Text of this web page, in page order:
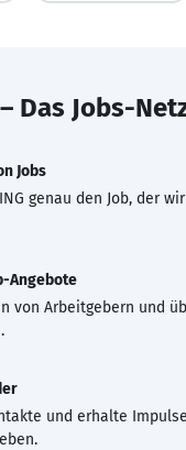
Das Jobs-
Jobs
genau den Job, der
Angebote
von Arbeitgebern und
und erhalte